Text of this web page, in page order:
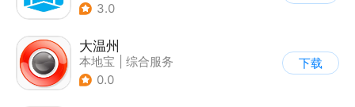
3.0
大温州
本地宝
综合服务
0.0
下载